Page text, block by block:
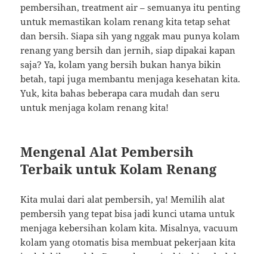
pembersihan, treatment air – semuanya itu penting
untuk memastikan kolam renang kita tetap sehat
dan bersih. Siapa sih yang nggak mau punya kolam
renang yang bersih dan jernih, siap dipakai kapan
saja? Ya, kolam yang bersih bukan hanya bikin
betah, tapi juga membantu menjaga kesehatan kita.
Yuk, kita bahas beberapa cara mudah dan seru
untuk menjaga kolam renang kita!
Mengenal Alat Pembersih
Terbaik untuk Kolam Renang
Kita mulai dari alat pembersih, ya! Memilih alat
pembersih yang tepat bisa jadi kunci utama untuk
menjaga kebersihan kolam kita. Misalnya, vacuum
kolam yang otomatis bisa membuat pekerjaan kita